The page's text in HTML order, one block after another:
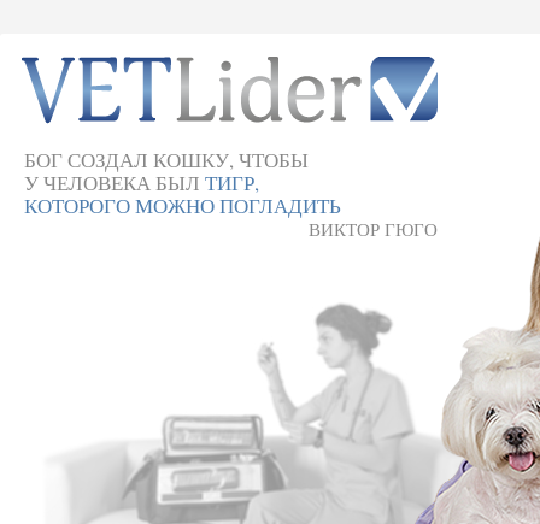
БОГ СОЗДАЛ КОШКУ, ЧТОБЫ
У ЧЕЛОВЕКА БЫЛТИГР,
КОТОРОГО МОЖНО ПОГЛАДИТЬ
ВИКТОР ГЮГО